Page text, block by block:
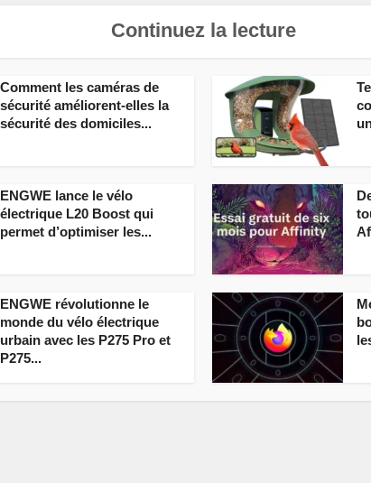
Continuez la lecture
Comment les caméras de
sécurité améliorent-elles la
sécurité des domiciles...
ENGWE lance le vélo
électrique L20 Boost qui
permet d’optimiser les...
ENGWE révolutionne le
monde du vélo électrique
urbain avec les P275 Pro et
P275...